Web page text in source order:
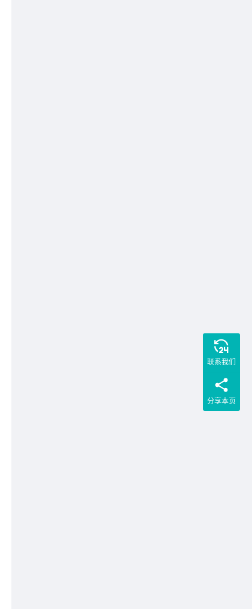
联系我们
分享本页